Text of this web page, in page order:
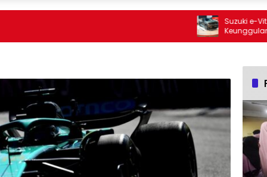
Suzuki e-Vitara
Keunggulan